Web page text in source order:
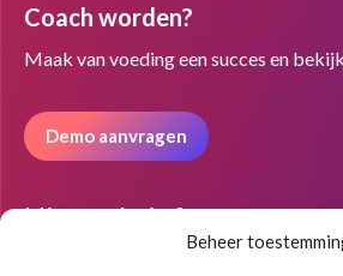
Beheer
opens
in
window
opens
in
window
opens
in
window
Coach worden?
Maak van voeding een succes en
Demo aanvragen
Nieuwsbrief